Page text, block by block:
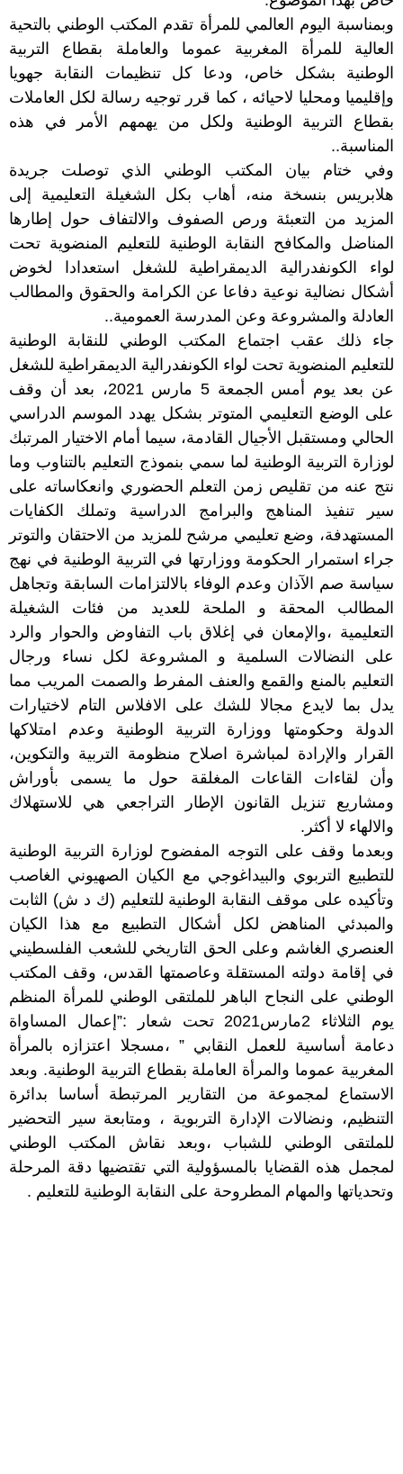
وبمناسبة اليوم العالمي للمرأة تقدم المكتب الوطني بالتحية
العالية للمرأة المغربية عموما والعاملة بقطاع التربية
الوطنية بشكل خاص، ودعا كل تنظيمات النقابة جهويا
وإقليميا ومحليا لاحيائه ، كما قرر توجيه رسالة لكل العاملات
بقطاع التربية الوطنية ولكل من يهمهم الأمر في هذه
المناسبة..
وفي ختام بيان المكتب الوطني الذي توصلت جريدة
هلابريس بنسخة منه، أهاب بكل الشغيلة التعليمية إلى
المزيد من التعبئة ورص الصفوف والالتفاف حول إطارها
المناضل والمكافح النقابة الوطنية للتعليم المنضوية تحت
لواء الكونفدرالية الديمقراطية للشغل استعدادا لخوض
أشكال نضالية نوعية دفاعا عن الكرامة والحقوق والمطالب
العادلة والمشروعة وعن المدرسة العمومية..
جاء ذلك عقب اجتماع المكتب الوطني للنقابة الوطنية
للتعليم المنضوية تحت لواء الكونفدرالية الديمقراطية للشغل
عن بعد يوم أمس الجمعة 5 مارس 2021، بعد أن وقف
على الوضع التعليمي المتوتر بشكل يهدد الموسم الدراسي
الحالي ومستقبل الأجيال القادمة، سيما أمام الاختيار المرتبك
لوزارة التربية الوطنية لما سمي بنموذج التعليم بالتناوب وما
نتج عنه من تقليص زمن التعلم الحضوري وانعكاساته على
سير تنفيذ المناهج والبرامج الدراسية وتملك الكفايات
المستهدفة، وضع تعليمي مرشح للمزيد من الاحتقان والتوتر
جراء استمرار الحكومة ووزارتها في التربية الوطنية في نهج
سياسة صم الآذان وعدم الوفاء بالالتزامات السابقة وتجاهل
المطالب المحقة و الملحة للعديد من فئات الشغيلة
التعليمية ،والإمعان في إغلاق باب التفاوض والحوار والرد
على النضالات السلمية و المشروعة لكل نساء ورجال
التعليم بالمنع والقمع والعنف المفرط والصمت المريب مما
يدل بما لايدع مجالا للشك على الافلاس التام لاختيارات
الدولة وحكومتها ووزارة التربية الوطنية وعدم امتلاكها
القرار والإرادة لمباشرة اصلاح منظومة التربية والتكوين،
وأن لقاءات القاعات المغلقة حول ما يسمى بأوراش
ومشاريع تنزيل القانون الإطار التراجعي هي للاستهلاك
والالهاء لا أكثر.
وبعدما وقف على التوجه المفضوح لوزارة التربية الوطنية
للتطبيع التربوي والبيداغوجي مع الكيان الصهيوني الغاصب
وتأكيده على موقف النقابة الوطنية للتعليم (ك د ش) الثابت
والمبدئي المناهض لكل أشكال التطبيع مع هذا الكيان
العنصري الغاشم وعلى الحق التاريخي للشعب الفلسطيني
في إقامة دولته المستقلة وعاصمتها القدس، وقف المكتب
الوطني على النجاح الباهر للملتقى الوطني للمرأة المنظم
يوم الثلاثاء 2مارس2021 تحت شعار :”إعمال المساواة
دعامة أساسية للعمل النقابي ” ،مسجلا اعتزازه بالمرأة
المغربية عموما والمرأة العاملة بقطاع التربية الوطنية. وبعد
الاستماع لمجموعة من التقارير المرتبطة أساسا بدائرة
التنظيم، ونضالات الإدارة التربوية ، ومتابعة سير التحضير
للملتقى الوطني للشباب ،وبعد نقاش المكتب الوطني
لمجمل هذه القضايا بالمسؤولية التي تقتضيها دقة المرحلة
وتحدياتها والمهام المطروحة على النقابة الوطنية للتعليم .